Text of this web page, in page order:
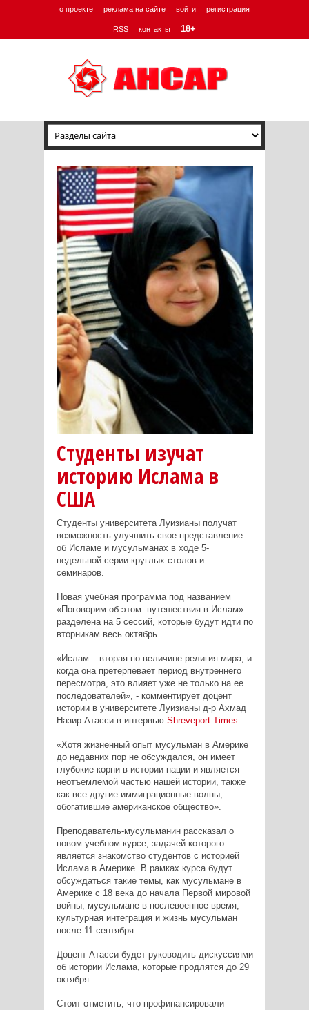
о проекте реклама на сайте войти регистрация
RSS контакты 18+
Студенты изучат
историю Ислама в
США
Студенты университета Луизианы получат
возможность улучшить свое представление
об Исламе и мусульманах в ходе 5-
недельной серии круглых столов и
семинаров.
Новая учебная программа под названием
«Поговорим об этом: путешествия в Ислам»
разделена на 5 сессий, которые будут идти по
вторникам весь октябрь.
«Ислам – вторая по величине религия мира, и
когда она претерпевает период внутреннего
пересмотра, это влияет уже не только на ее
последователей», - комментирует доцент
истории в университете Луизианы д-р Ахмад
Назир Атасси в интервью Shreveport Times.
«Хотя жизненный опыт мусульман в Америке
до недавних пор не обсуждался, он имеет
глубокие корни в истории нации и является
неотъемлемой частью нашей истории, также
как все другие иммиграционные волны,
обогатившие американское общество».
Преподаватель-мусульманин рассказал о
новом учебном курсе, задачей которого
является знакомство студентов с историей
Ислама в Америке. В рамках курса будут
обсуждаться такие темы, как мусульмане в
Америке с 18 века до начала Первой мировой
войны; мусульмане в послевоенное время,
культурная интеграция и жизнь мусульман
после 11 сентября.
Доцент Атасси будет руководить дискуссиями
об истории Ислама, которые продлятся до 29
октября.
Стоит отметить, что профинансировали